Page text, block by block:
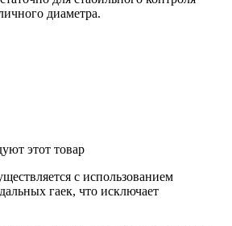
диаметра.
этот товар
с использованием
гаек, что исключает